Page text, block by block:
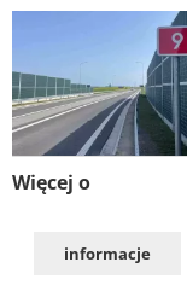
Więcej o
informacje